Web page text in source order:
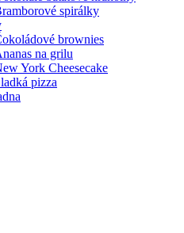
spirálky
brownies
na grilu
York Cheesecake
pizza